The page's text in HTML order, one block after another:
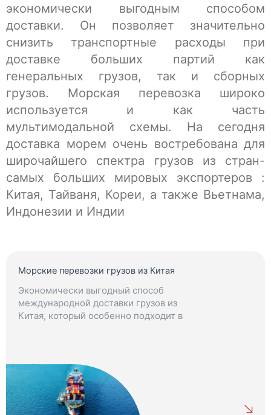
экономически выгодным способом
доставки. Он позволяет значительно
снизить транспортные расходы при
доставке больших партий как
генеральных грузов, так и сборных
грузов. Морская перевозка широко
используется и как часть
мультимодальной схемы. На сегодня
доставка морем очень востребована для
широчайшего спектра грузов из стран-
самых больших мировых экспортеров :
Китая, Тайваня, Кореи, а также Вьетнама,
Индонезии и Индии
Морские перевозки грузов из Китая
Экономически выгодный способ
международной доставки грузов из
Китая, который особенно подходит в